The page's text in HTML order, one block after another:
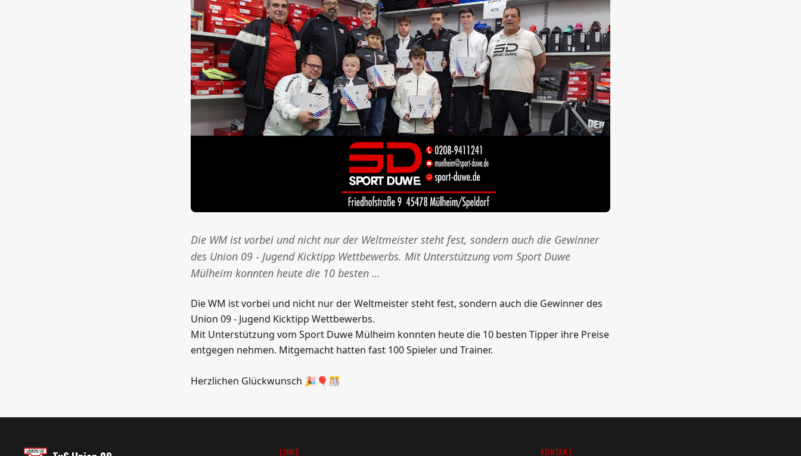
Die WM ist vorbei und nicht nur der Weltmeister steht fest, sondern auch die Gewinner
des Union 09 - Jugend Kicktipp Wettbewerbs. Mit Unterstützung vom Sport Duwe
Mülheim konnten heute die 10 besten …
Die WM ist vorbei und nicht nur der Weltmeister steht fest, sondern auch die Gewinner des
Union 09 - Jugend Kicktipp Wettbewerbs.
Mit Unterstützung vom Sport Duwe Mülheim konnten heute die 10 besten Tipper ihre Preise
entgegen nehmen. Mitgemacht hatten fast 100 Spieler und Trainer.
Herzlichen Glückwunsch 🎉🎈🎊
LINKS KONTAKT